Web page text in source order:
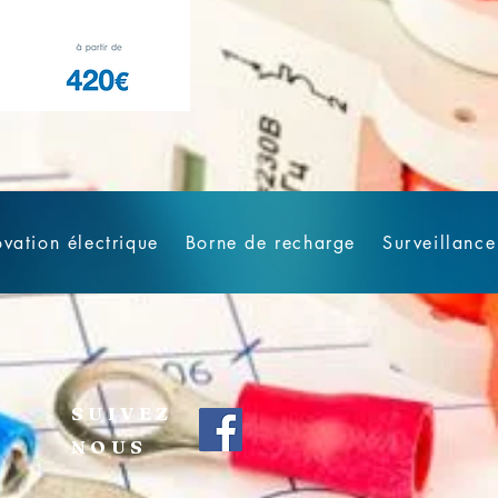
électrique Borne de recharge
SUIVEZ
NOUS